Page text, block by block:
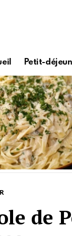
Petit-
de